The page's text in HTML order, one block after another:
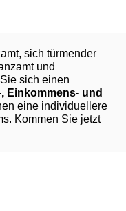
sich türmender
und
sich einen
Einkommens- und
eine individuellere
Kommen Sie jetzt